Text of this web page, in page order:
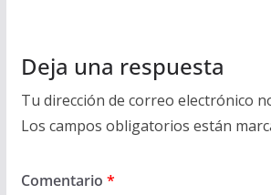
Deja una respuesta
Tu dirección de correo electrónico
Los campos obligatorios están
Comentario *